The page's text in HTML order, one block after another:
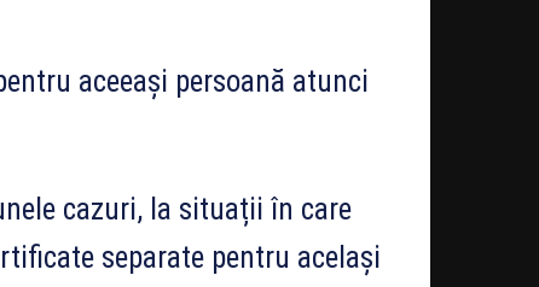
aceeași persoană atunci
cazuri, la situații în care
separate pentru același